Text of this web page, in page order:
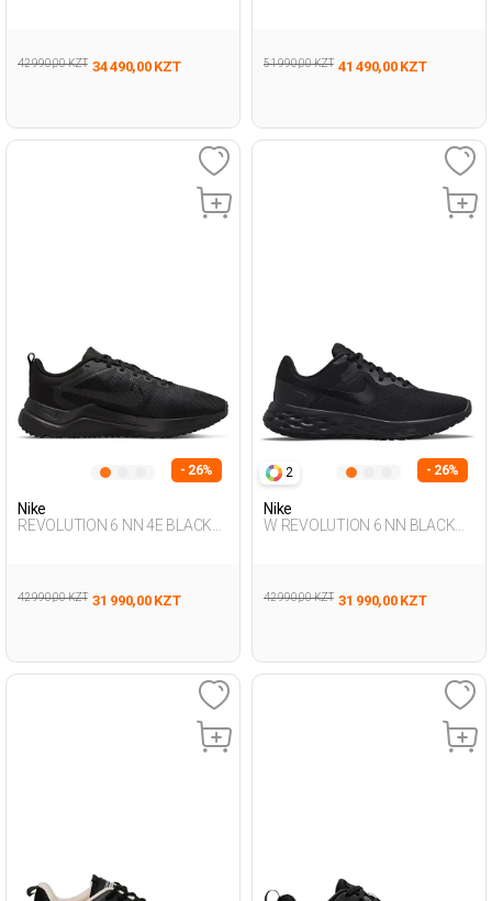
42 990,00 KZT 34 490,00 KZT 51 990,00 KZT 41 490,00 KZT
- 26%
Nike
REVOLUTION 6 NN 4E BLACK
42 990,00 KZT 31 990,00 KZT
2 - 26%
Nike
W REVOLUTION 6 NN BLACK
42 990,00 KZT 31 990,00 KZT